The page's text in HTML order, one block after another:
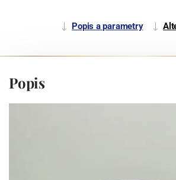
Popis a parametry
Popis